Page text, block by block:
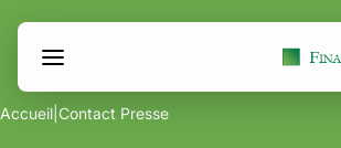
contenu
Accueil Contact Presse